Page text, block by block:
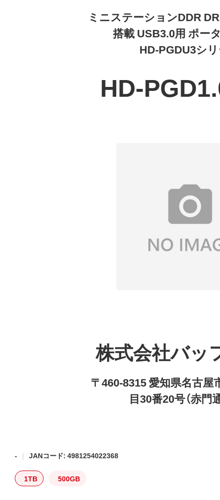
ミニステーションDDR
搭載 USB3.0用 ポー
HD-PGDU3シ
HD-
株式会社バッ
〒460-8315 愛知県名古屋
目30番20号（赤門
- JANコード: 4981254022368
1TB 500GB